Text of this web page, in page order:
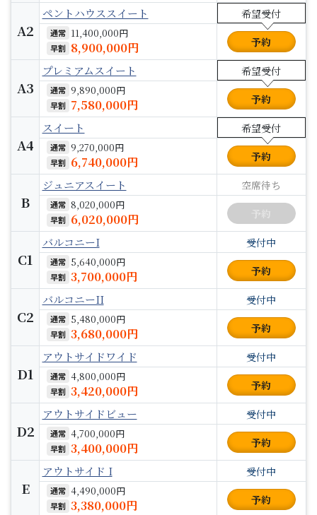
A2
ペントハウススイート 希望受付
通常 11,400,000円
早割 8,900,000円 予約
A3
プレミアムスイート 希望受付
通常 9,890,000円
早割 7,580,000円 予約
A4
スイート 希望受付
通常 9,270,000円
早割 6,740,000円 予約
B
ジュニアスイート 空席待ち
通常 8,020,000円
早割 6,020,000円
C1
バルコニーI 受付中
通常 5,640,000円
早割 3,700,000円 予約
C2
バルコニーII 受付中
通常 5,480,000円
早割 3,680,000円 予約
D1
アウトサイドワイド 受付中
通常 4,800,000円
早割 3,420,000円 予約
D2
アウトサイドビュー 受付中
通常 4,700,000円
早割 3,400,000円 予約
E
アウトサイド I 受付中
通常 4,490,000円
早割 3,380,000円 予約